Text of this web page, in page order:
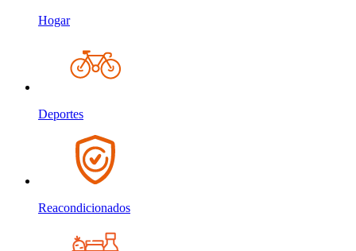
Hogar
Deportes
Reacondicionados